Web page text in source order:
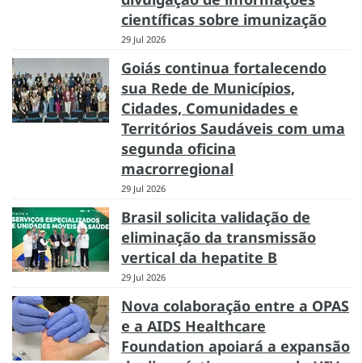
científicas sobre imunização
29 Jul 2026
Goiás continua fortalecendo
sua Rede de Municípios,
Cidades, Comunidades e
Territórios Saudáveis com uma
segunda oficina
macrorregional
29 Jul 2026
Brasil solicita validação de
eliminação da transmissão
vertical da hepatite B
29 Jul 2026
Nova colaboração entre a OPAS
e a AIDS Healthcare
Foundation apoiará a expansão